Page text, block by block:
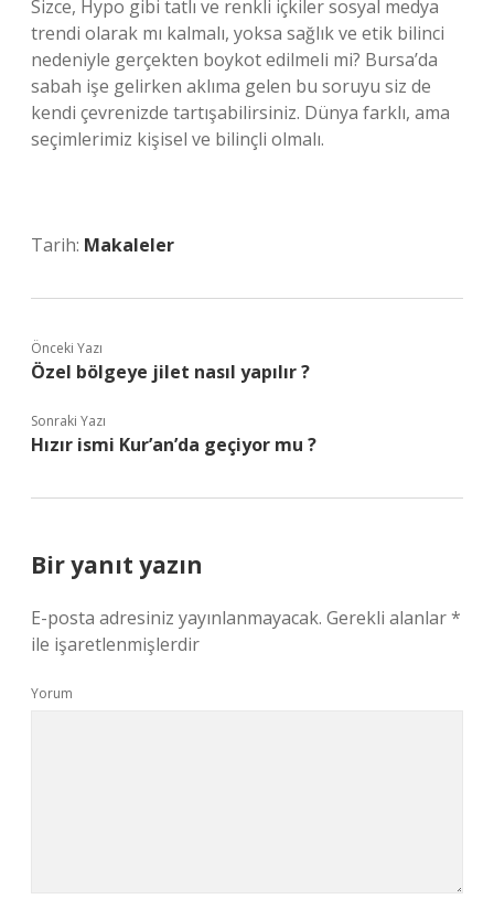
Sizce, Hypo gibi tatlı ve renkli içkiler sosyal medya
trendi olarak mı kalmalı, yoksa sağlık ve etik bilinci
nedeniyle gerçekten boykot edilmeli mi? Bursa’da
sabah işe gelirken aklıma gelen bu soruyu siz de
kendi çevrenizde tartışabilirsiniz. Dünya farklı, ama
seçimlerimiz kişisel ve bilinçli olmalı.
Tarih: Makaleler
Önceki Yazı
Özel bölgeye jilet nasıl yapılır ?
Sonraki Yazı
Hızır ismi Kur’an’da geçiyor mu ?
Bir yanıt yazın
E-posta adresiniz yayınlanmayacak. Gerekli alanlar*
ile işaretlenmişlerdir
Yorum